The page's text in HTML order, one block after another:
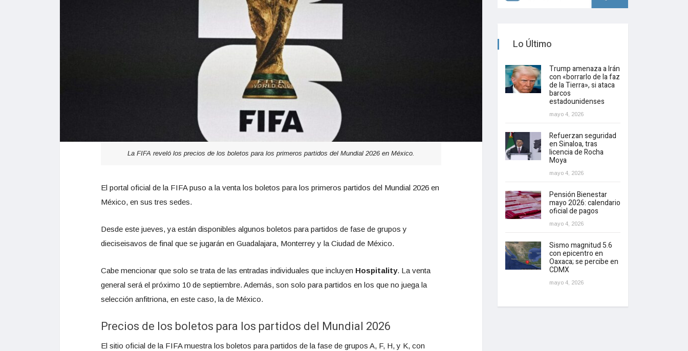
La FIFA reveló los precios de los boletos para los primeros partidos del Mundial 2026 en México.
El portal oficial de la FIFA puso a la venta los boletos para los primeros partidos del Mundial 2026 en
México, en sus tres sedes.
Desde este jueves, ya están disponibles algunos boletos para partidos de fase de grupos y
dieciseisavos de final que se jugarán en Guadalajara, Monterrey y la Ciudad de México.
Cabe mencionar que solo se trata de las entradas individuales que incluyen Hospitality. La venta
general será el próximo 10 de septiembre. Además, son solo para partidos en los que no juega la
selección anfitriona, en este caso, la de México.
Precios de los boletos para los partidos del Mundial 2026
El sitio oficial de la FIFA muestra los boletos para partidos de la fase de grupos A, F, H, y K, con
Lo Último
Trump amenaza a Irán
con «borrarlo de la faz
de la Tierra», si ataca
barcos
estadounidenses
mayo 4, 2026
Refuerzan seguridad
en Sinaloa, tras
licencia de Rocha
Moya
mayo 4, 2026
Pensión Bienestar
mayo 2026: calendario
oficial de pagos
mayo 4, 2026
Sismo magnitud 5.6
con epicentro en
Oaxaca; se percibe en
CDMX
mayo 4, 2026